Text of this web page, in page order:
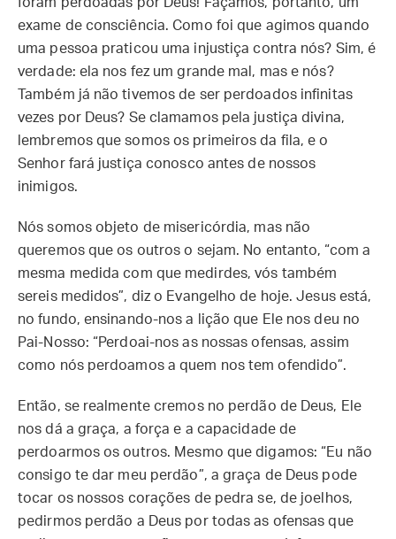
exame de consciência. Como foi que agimos quando
uma pessoa praticou uma injustiça contra nós? Sim, é
verdade: ela nos fez um grande mal, mas e nós?
Também já não tivemos de ser perdoados infinitas
vezes por Deus? Se clamamos pela justiça divina,
lembremos que somos os primeiros da fila, e o
Senhor fará justiça conosco antes de nossos
inimigos.
Nós somos objeto de misericórdia, mas não
queremos que os outros o sejam. No entanto, “com a
mesma medida com que medirdes, vós também
sereis medidos”, diz o Evangelho de hoje. Jesus está,
no fundo, ensinando-nos a lição que Ele nos deu no
Pai-Nosso: “Perdoai-nos as nossas ofensas, assim
como nós perdoamos a quem nos tem ofendido”.
Então, se realmente cremos no perdão de Deus, Ele
nos dá a graça, a força e a capacidade de
perdoarmos os outros. Mesmo que digamos: “Eu não
consigo te dar meu perdão”, a graça de Deus pode
tocar os nossos corações de pedra se, de joelhos,
pedirmos perdão a Deus por todas as ofensas que